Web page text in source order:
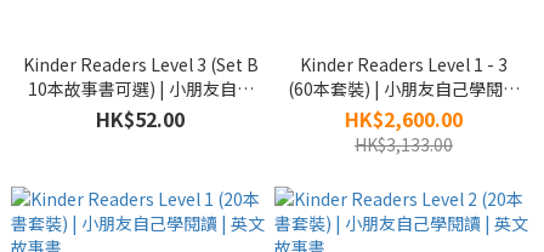
Kinder Readers Level 3 (Set B
10本故事書可選) | 小朋友自己
閱讀 | 英文故事書
HK$52.00
Kinder Readers Level 1 - 3
(60本套裝) | 小朋友自己學閱讀
| 英文故事書
HK$2,600.00
HK$3,133.00